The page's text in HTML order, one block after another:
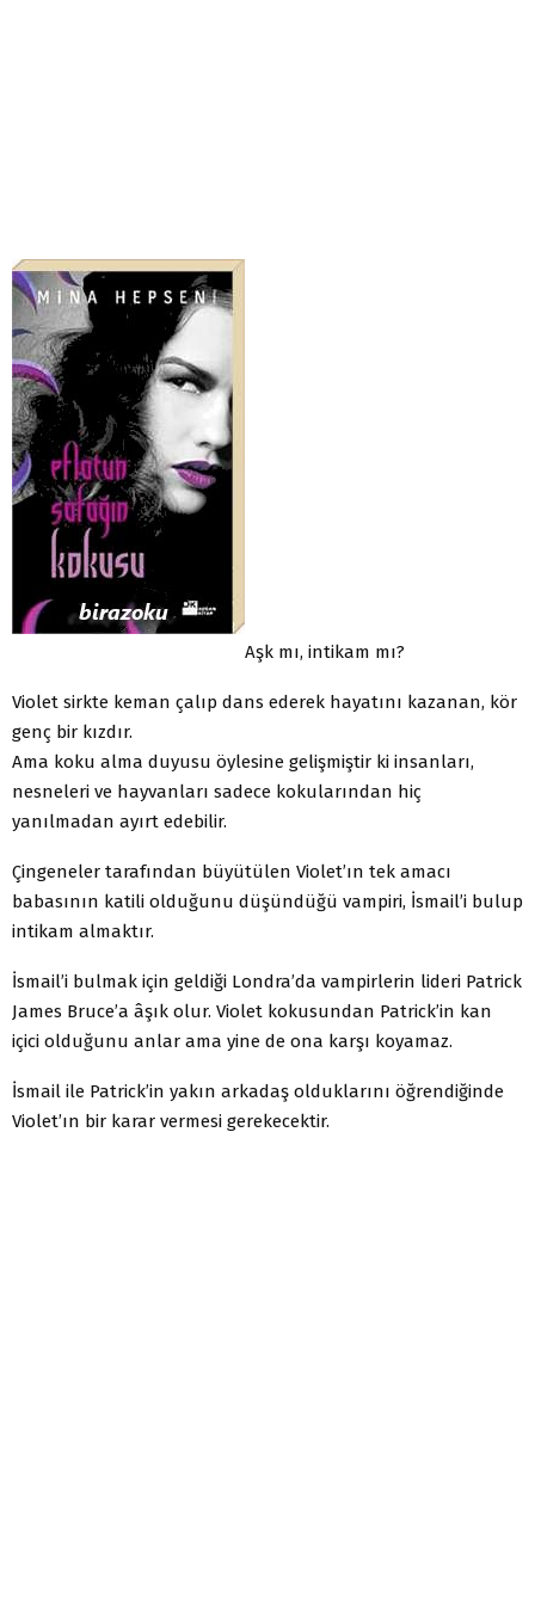
Aşk mı, intikam mı?
Violet sirkte keman çalıp dans ederek hayatını kazanan, kör
genç bir kızdır.
Ama koku alma duyusu öylesine gelişmiştir ki insanları,
nesneleri ve hayvanları sadece kokularından hiç
yanılmadan ayırt edebilir.
Çingeneler tarafından büyütülen Violet’ın tek amacı
babasının katili olduğunu düşündüğü vampiri, İsmail’i bulup
intikam almaktır.
İsmail’i bulmak için geldiği Londra’da vampirlerin lideri Patrick
James Bruce’a âşık olur. Violet kokusundan Patrick’in kan
içici olduğunu anlar ama yine de ona karşı koyamaz.
İsmail ile Patrick’in yakın arkadaş olduklarını öğrendiğinde
Violet’ın bir karar vermesi gerekecektir.